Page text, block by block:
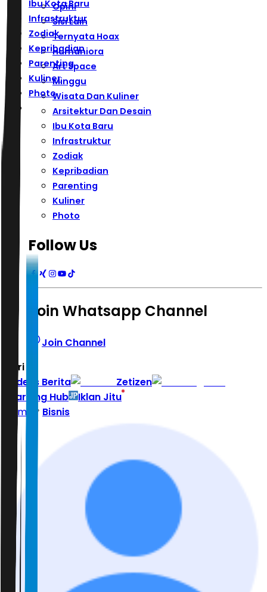
Ibu Kota Baru
Infrastruktur
Zodiak
Kepribadian
Parenting
Kuliner
Photo
Opini
Sisi Lain
Ternyata Hoax
Humaniora
Art Space
Minggu
Wisata Dan Kuliner
Arsitektur Dan Desain
Ibu Kota Baru
Infrastruktur
Zodiak
Kepribadian
Parenting
Kuliner
Photo
Follow Us
Join Whatsapp Channel
Join Channel
Hari ini
Indeks Berita
Zetizen
Learning Hub
Iklan Jitu
Home
Bisnis